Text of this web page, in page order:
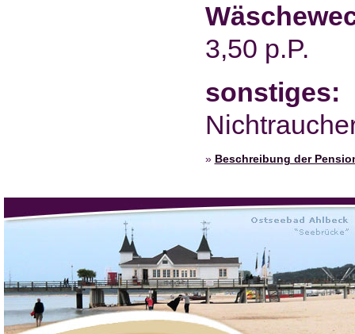
3,50 p.P.
sonstiges:
» Beschreibung der